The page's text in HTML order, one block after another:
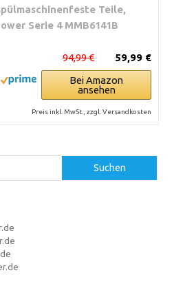
Teile,
Serie 4 MMB6141B
59,99 €
94,99 €
Bei Amazon
ansehen
Preis inkl. MwSt., zzgl. Versandkosten
Suchen